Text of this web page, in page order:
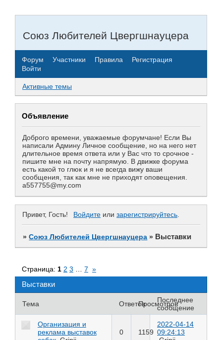
Союз Любителей Цвергшнауцера
Форум Участники Правила
Регистрация
Войти
Активные темы
Объявление
Доброго времени, уважаемые форумчане! Если Вы
написали Админу Личное сообщение, но на него нет
длительное время ответа или у Вас что то срочное -
пишите мне на почту напрямую. В движке форума
есть какой то глюк и я не всегда вижу ваши
сообщения, так как мне не приходят оповещения.
a557755@my.com
Привет, Гость! Войдите или зарегистрируйтесь.
»Союз Любителей Цвергшнауцера » Выставки
Выставки
Страница: 1 2 3 7 »
Тема ОтветовПросмотров
Последнее
сообщение
Организация и
реклама выставок
0 1159
2022-04-14
09:24:13